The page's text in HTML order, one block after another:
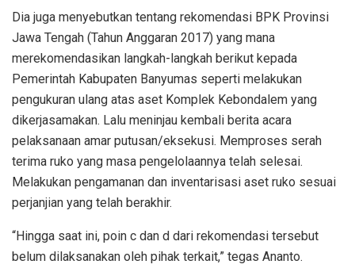
Dia juga menyebutkan tentang rekomendasi BPK Provinsi
Jawa Tengah (Tahun Anggaran 2017) yang mana
merekomendasikan langkah-langkah berikut kepada
Pemerintah Kabupaten Banyumas seperti melakukan
pengukuran ulang atas aset Komplek Kebondalem yang
dikerjasamakan. Lalu meninjau kembali berita acara
pelaksanaan amar putusan/eksekusi. Memproses serah
terima ruko yang masa pengelolaannya telah selesai.
Melakukan pengamanan dan inventarisasi aset ruko sesuai
perjanjian yang telah berakhir.
“Hingga saat ini, poin c dan d dari rekomendasi tersebut
belum dilaksanakan oleh pihak terkait,” tegas Ananto.